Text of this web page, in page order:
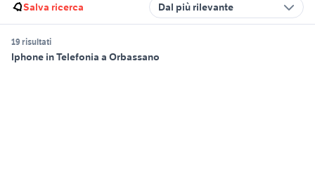
Salva ricerca Dal più rilevante
19 risultati
Iphone in Telefonia a Orbassano